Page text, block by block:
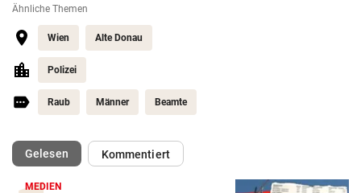
Ähnliche Themen
Wien Alte Donau
Polizei
Raub Männer Beamte
Gelesen(ausgewählt)Kommentiert
MEDIEN